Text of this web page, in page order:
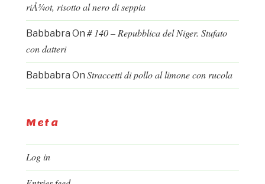
riÅ¾ot, risotto al nero di seppia
Babbabra On # 140 – Repubblica del Niger. Stufato
con datteri
Babbabra On Straccetti di pollo al limone con rucola
Meta
Log in